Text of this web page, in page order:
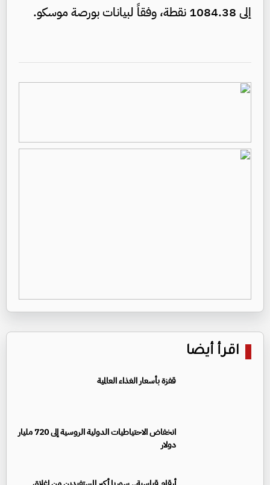
إلى 1084.38 نقطة، وفقاً لبيانات بورصة موسكو.
اقرأ أيضا
قفزة بأسعار الغذاء العالمية
انخفاض الاحتياطيات الدولية الروسية إلى 720 مليار
دولار